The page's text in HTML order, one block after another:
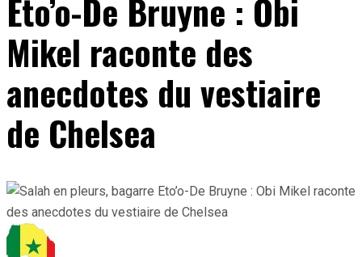
Eto’o-De Bruyne : Obi
Mikel raconte des
anecdotes du vestiaire
de Chelsea